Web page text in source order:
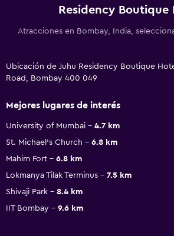
Residency Boutique
Atracciones en Bombay, India,
Ubicación de Juhu Residency Boutique
Road, Bombay 400 049
Mejores lugares de interés
University of Mumbai
4.7 km
St. Michael's Church
6.8 km
Mahim Fort
6.8 km
Lokmanya Tilak Terminus
7.5 km
Shivaji Park
8.4 km
IIT Bombay
9.6 km